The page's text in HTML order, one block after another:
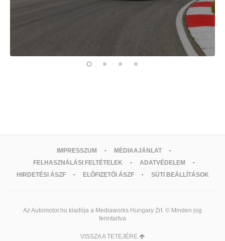
IMPRESSZUM
MÉDIAAJÁNLAT
FELHASZNÁLÁSI FELTÉTELEK
ADATVÉDELEM
HIRDETÉSI ÁSZF
ELŐFIZETŐI ÁSZF SÜTI BEÁLLÍTÁSOK
Az Automotor.hu kiadója a Mediaworks Hungary Zrt. © Minden jog
fenntartva
VISSZA A TETEJÉRE